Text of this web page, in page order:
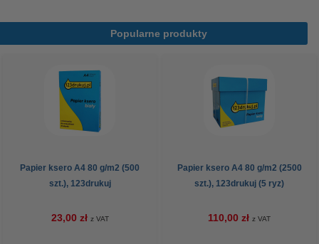
Popularne produkty
Papier ksero A4 80 g/m2 (500
szt.), 123drukuj
23,00 zł z VAT
Papier ksero A4 80 g/m2 (2500
szt.), 123drukuj (5 ryz)
110,00 zł z VAT